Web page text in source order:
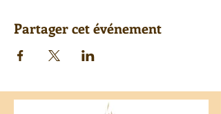
Partager cet événement